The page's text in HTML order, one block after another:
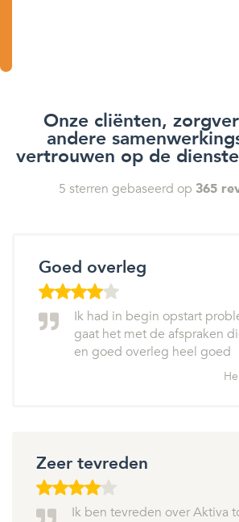
Onze cliënten,
andere
vertrouwen op de
5 sterren gebaseerd op 365
Goed overleg
Ik had in begin opstart
gaat het met de afspraken
en goed overleg heel goed
Zeer tevreden
Ik ben tevreden over Aktiva